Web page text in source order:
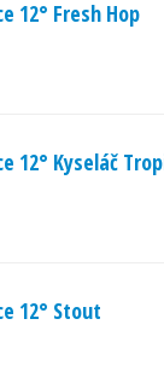
12° Fresh Hop
12° Kyseláč
12° Stout